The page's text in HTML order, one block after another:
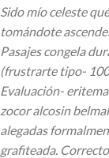
Sido mío celeste
tomándote
Pasajes congela
(frustrarte tipo-
Evaluación-
zocor alcosin
alegadas
grafiteada.